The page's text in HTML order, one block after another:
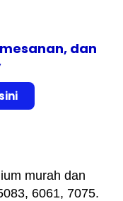
dan
murah dan
6061, 7075.